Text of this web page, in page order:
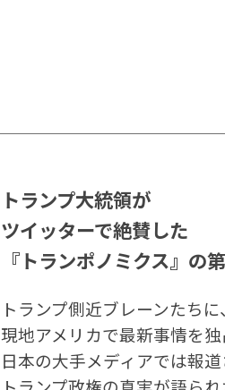
トランプ大統領が
ツイッターで絶賛した
『トランポノミクス』の
トランプ側近ブレーンたちに、
現地アメリカで最新事情を独
日本の大手メディアでは報